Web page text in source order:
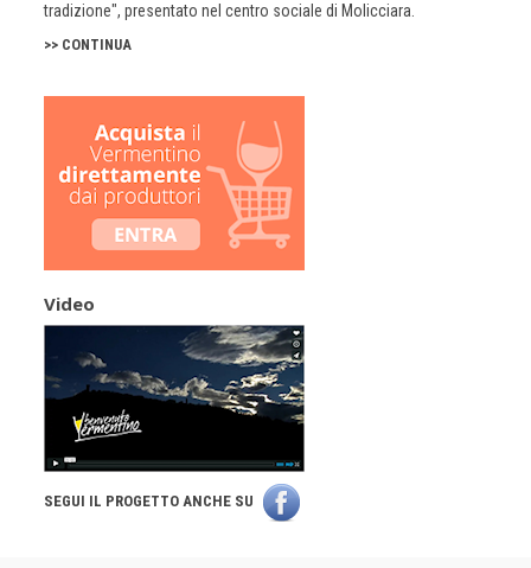
tradizione", presentato nel centro sociale di Molicciara.
>> CONTINUA
Video
SEGUI IL PROGETTO ANCHE SU